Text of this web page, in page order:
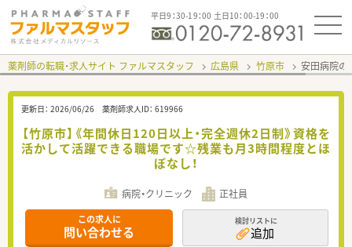
平日9：30-19：00 土日10：00-19：00
薬剤師の転職・求人サイト ファルマスタッフ 広島県 竹原市 安田病院の
更新日： 2026/06/26 薬剤師求人ID： 619966
【竹原市】《年間休日120日以上・完全週休2日制》資格を
活かして活躍できる職場です☆残業も月3時間程度とほ
ぼなし！
病院・クリニック 正社員
この求人に
問い合わせる
検討リストに
追加